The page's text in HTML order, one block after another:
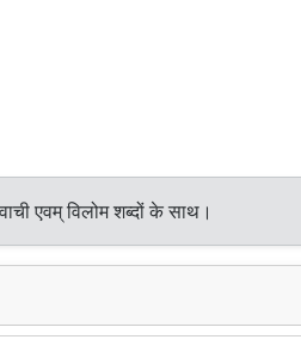
एवम् विलोम शब्दों के साथ।